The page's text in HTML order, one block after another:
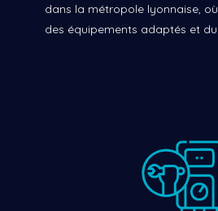
dans la métropole lyonnaise,
des équipements adaptés et